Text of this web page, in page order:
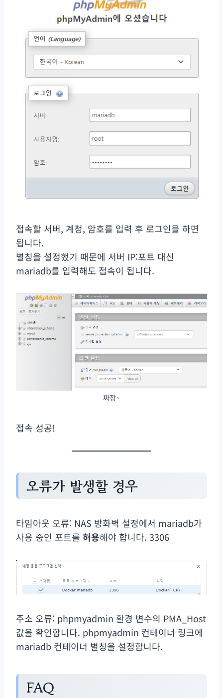
접속할 서버, 계정, 암호를 입력 후 로그인을 하면
됩니다.
별칭을 설정했기 때문에 서버 IP:포트 대신
mariadb를 입력해도 접속이 됩니다.
짜장~
접속 성공!
오류가 발생할 경우
타임아웃 오류: NAS 방화벽 설정에서 mariadb가
사용 중인 포트를 허용해야 합니다. 3306
주소 오류: phpmyadmin 환경 변수의 PMA_Host
값을 확인합니다. phpmyadmin 컨테이너 링크에
mariadb 컨테이너 별칭을 설정합니다.
FAQ